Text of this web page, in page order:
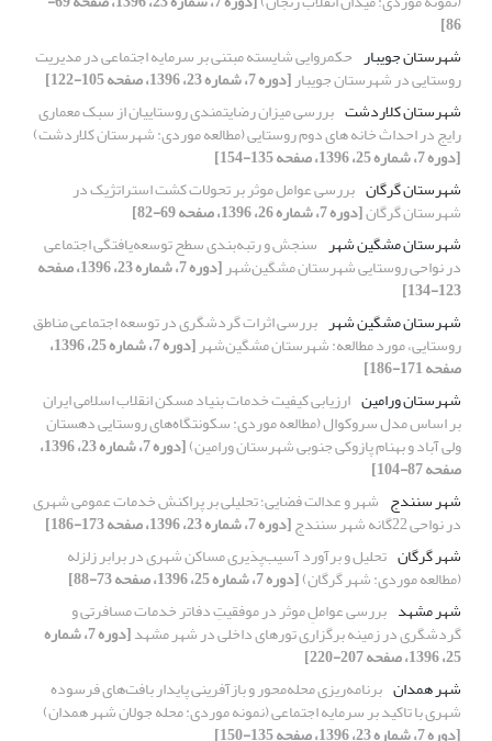
86]
شهرستان جویبار حکمروایی شایسته مبتنی بر سرمایه اجتماعی در مدیریت
روستایی در شهرستان جویبار[دوره 7، شماره 23، 1396، صفحه 105-122]
شهرستان کلاردشت بررسی میزان رضایتمندی روستاییان از سبک معماری
رایج در احداث خانه های دوم روستایی (مطالعه موردی: شهرستان کلاردشت)
[دوره 7، شماره 25، 1396، صفحه 135-154]
شهرستان گرگان بررسی عوامل موثر بر تحولات کشت استراتژیک در
شهرستان گرگان[دوره 7، شماره 26، 1396، صفحه 69-82]
شهرستان مشگین شهر سنجش و رتبه‌بندی سطح توسعه‌یافتگی اجتماعی
در نواحی روستایی شهرستان مشگین‌شهر [دوره 7، شماره 23، 1396، صفحه
123-134]
شهرستان مشگین شهر بررسی اثرات گردشگری در توسعه اجتماعی مناطق
روستایی، مورد مطالعه: شهرستان مشگین‌شهر [دوره 7، شماره 25، 1396،
صفحه 171-186]
شهرستان ورامین ارزیابی کیفیت خدمات بنیاد مسکن انقلاب اسلامی ایران
بر اساس مدل سروکوال (مطالعه موردی: سکونتگاه‌های روستایی دهستان‌
ولی آباد و بهنام پازوکی جنوبی شهرستان ورامین) [دوره 7، شماره 23، 1396،
صفحه 87-104]
شهر سنندج شهر و عدالت فضایی؛ تحلیلی بر پراکنش خدمات عمومی شهری
در نواحی 22گانه شهر سنندج
[دوره 7، شماره 23، 1396، صفحه 173-186]
شهر گرگان تحلیل و برآورد آسیب‌پذیری مساکن شهری در برابر زلزله
(مطالعه موردی: شهر گرگان)[دوره 7، شماره 25، 1396، صفحه 73-88]
شهر مشهد بررسی عواملِ موثر در موفقیتِ دفاتر خدمات مسافرتی و
گردشگری در زمینه برگزاری تورهای داخلی در شهر مشهد [دوره 7، شماره
25، 1396، صفحه 207-220]
شهر همدان برنامه‌ریزی محله‌محور و بازآفرینی پایدار بافت‌های فرسوده
شهری با تاکید بر سرمایه اجتماعی (نمونه موردی: محله جولان شهر همدان)
[دوره 7، شماره 23، 1396، صفحه 135-150]